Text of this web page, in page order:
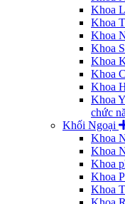
Khoa
Khoa
Khoa
Khoa
Khoa
Khoa
Khoa
Khoa
chức
Khối Ngoại
Khoa
Khoa
Khoa
Khoa
Khoa